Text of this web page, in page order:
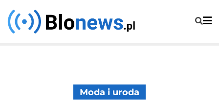
Skip
to
Moda i uroda